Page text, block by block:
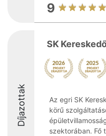
9
Díjazottak
SK
Az egri SK
körű
szektorában. Fő